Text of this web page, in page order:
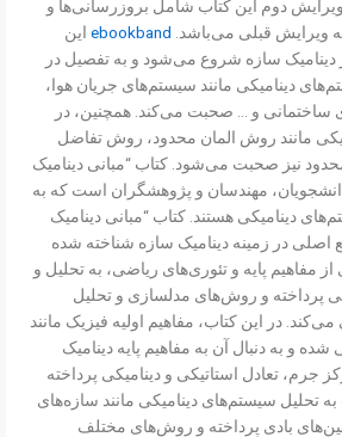
دوم این کتاب شامل بروزرسانی‌ها و
ویرایش قبلی می‌باشد. ebookband این
دینامیک سازه شروع می‌شود و به تفصیل در
دینامیکی مانند سیستم‌های‌ جریان هوا،
ساختمانی و … صحبت می‌کند. همچنین، در
مانند روش المان محدود، روش تفاضل
نیز صحبت می‌شود. کتاب “مبانی دینامیک
مهندسان و پژوهشگران است که به
دینامیکی هستند. کتاب “مبانی دینامیک
اصلی در زمینه دینامیک سازه شناخته شده
مفاهیم پایه و تئوری‌های ریاضی، به تحلیل و
پرداخته و روش‌های مدلسازی و تحلیل
در این کتاب، مفاهیم اولیه فیزیک مانند
و به دنبال آن به مفاهیم پایه دینامیک
جرم، تعادل استاتیکی و دینامیکی پرداخته
تحلیل سیستم‌های دینامیکی مانند سازه‌های
بادی پرداخته و روش‌های مختلف